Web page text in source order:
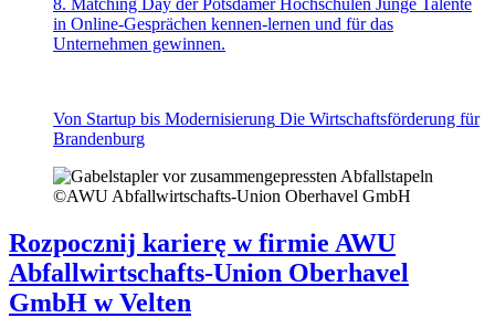
8. Matching Day der Potsdamer Hochschulen Junge Talente
in Online-Gesprächen kennen-lernen und für das
Unternehmen gewinnen.
Von Startup bis Modernisierung Die Wirtschaftsförderung für
Brandenburg
©AWU Abfallwirtschafts-Union Oberhavel GmbH
Rozpocznij karierę w firmie AWU
Abfallwirtschafts-Union Oberhavel
GmbH w Velten